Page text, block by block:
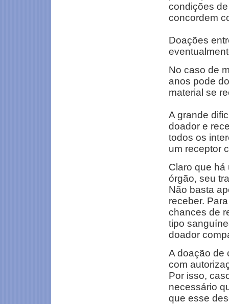
condições
concordem
Doações
No caso de
anos pode
material se
A grande
doador e
todos os
um receptor
Claro que há
órgão, seu
Não basta
receber.
chances de
tipo
doador
A doação de
com
Por isso,
necessário
que esse